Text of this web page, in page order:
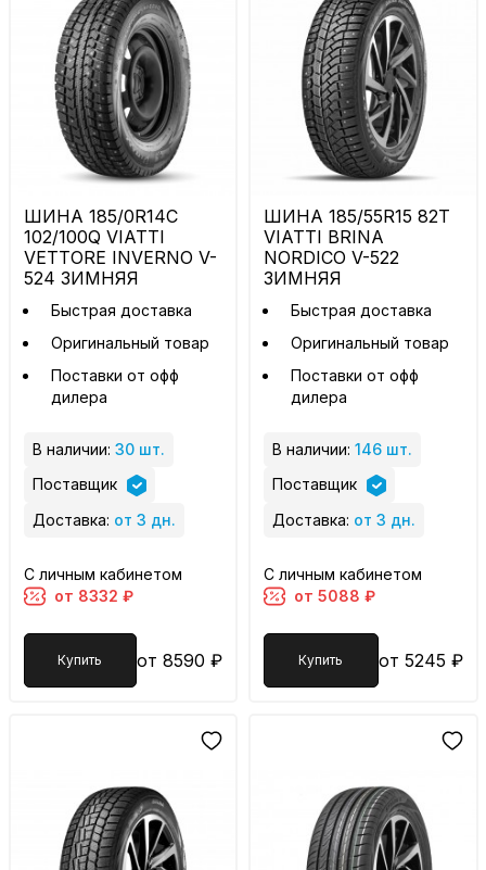
ШИНА 185/0R14C
102/100Q VIATTI
VETTORE INVERNO V-
524 ЗИМНЯЯ
Быстрая доставка
Оригинальный товар
Поставки от офф
дилера
В наличии: 30 шт.
Поставщик
Доставка: от 3 дн.
С личным кабинетом
от 8332 ₽
Купить от 8590 ₽
ШИНА 185/55R15 82T
VIATTI BRINA
NORDICO V-522
ЗИМНЯЯ
Быстрая доставка
Оригинальный товар
Поставки от офф
дилера
В наличии: 146 шт.
Поставщик
Доставка: от 3 дн.
С личным кабинетом
от 5088 ₽
Купить от 5245 ₽